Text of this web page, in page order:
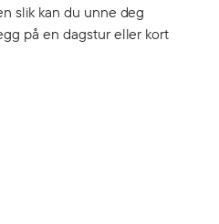
slik kan du unne deg
på en dagstur eller kort